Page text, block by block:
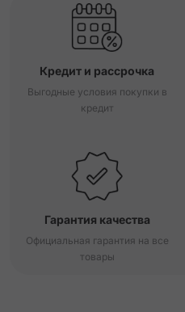
Кредит и рассрочка
Выгодные условия покупки в
кредит
Гарантия качества
Официальная гарантия на все
товары